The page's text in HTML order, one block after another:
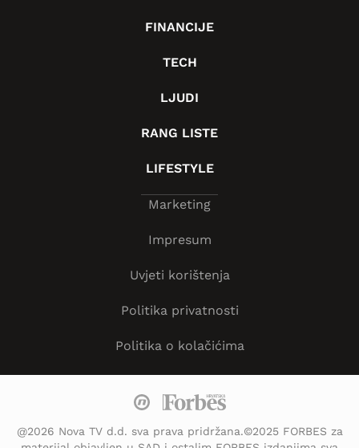
FINANCIJE
TECH
LJUDI
RANG LISTE
LIFESTYLE
Marketing
Impresum
Uvjeti korištenja
Politika privatnosti
Politika o kolačićima
@2026 Nova TV d.d. sva prava pridržana.©2025 FORBES za